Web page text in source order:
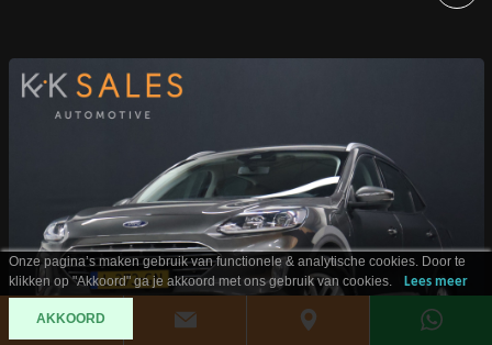
Onze pagina’s maken gebruik van functionele & analytische cookies. Door te
klikken op "Akkoord" ga je akkoord met ons gebruik van cookies.
Lees meer
AKKOORD